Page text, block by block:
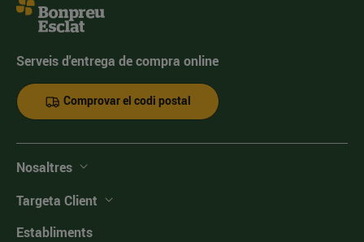
Serveis d'entrega de compra online
Comprovar el codi postal
Nosaltres
Targeta Client
Establiments